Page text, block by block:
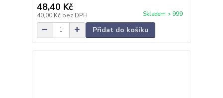
48,40 Kč
40,00 Kč bez DPH Skladem > 999
Přidat do košíku